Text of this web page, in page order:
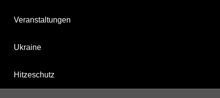
Veranstaltungen
Ukraine
Hitzeschutz